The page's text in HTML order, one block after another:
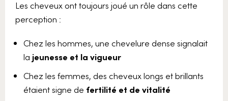
Les cheveux ont toujours joué un rôle dans cette
perception :
Chez les hommes, une chevelure dense signalait
la jeunesse et la vigueur
Chez les femmes, des cheveux longs et brillants
étaient signe de fertilité et de vitalité